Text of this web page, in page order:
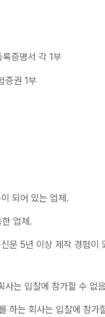
록증명서 각 1부
증권 1부
되어 있는 업체 .
업체 .
문 5년 이상 제작 경험이
사는 입찰에 참가할 수 없
하는 회사는 입찰에 참가